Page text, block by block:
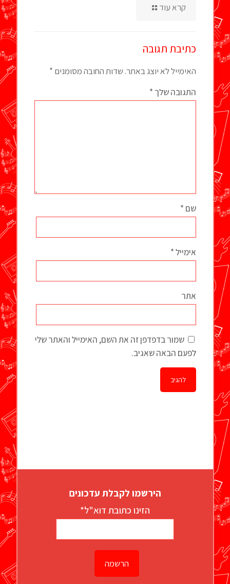
קרא עוד
כתיבת תגובה
האימייל לא יוצג באתר. שדות החובה מסומנים *
התגובה שלך *
שם *
אימייל*
אתר
שמור בדפדפן זה את השם, האימייל והאתר שלי
לפעם הבאה שאגיב.
הירשמו לקבלת עדכונים
הזינו כתובת דוא"ל*